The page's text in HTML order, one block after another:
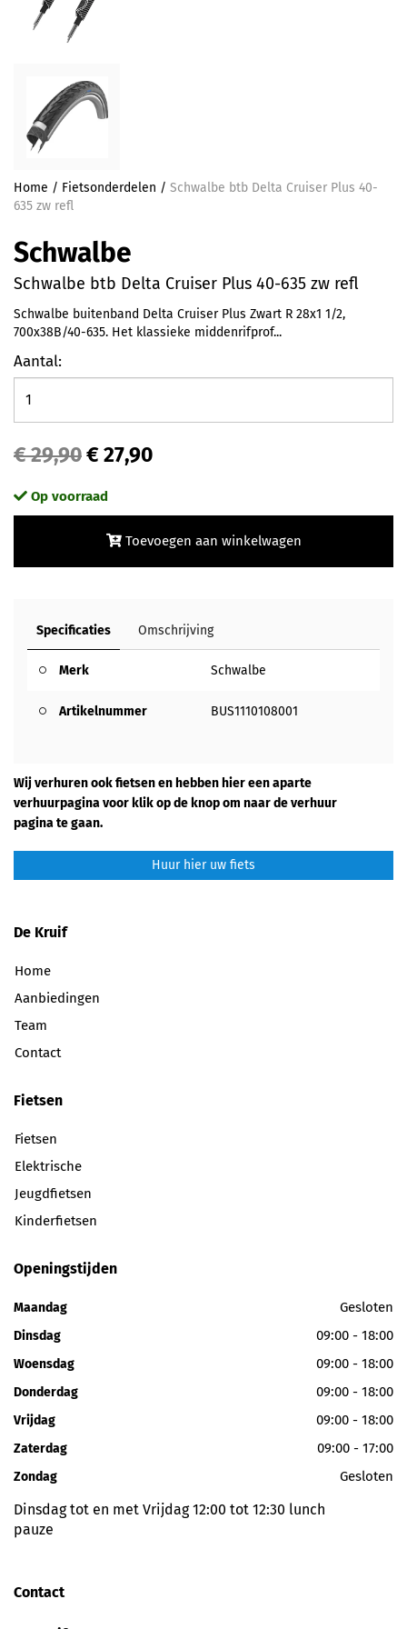
Home / Fietsonderdelen / Schwalbe btb Delta Cruiser Plus 40-
635 zw refl
Schwalbe
Schwalbe btb Delta Cruiser Plus 40-635 zw refl
Schwalbe buitenband Delta Cruiser Plus Zwart R 28x1 1/2,
700x38B/40-635. Het klassieke middenrifprof...
Aantal:
€ 29,90€ 27,90
Op voorraad
Toevoegen aan winkelwagen
Specificaties Omschrijving
Merk Schwalbe
Artikelnummer BUS1110108001
Wij verhuren ook fietsen en hebben hier een aparte
verhuurpagina voor klik op de knop om naar de verhuur
pagina te gaan.
Huur hier uw fiets
De Kruif
Home
Aanbiedingen
Team
Contact
Fietsen
Fietsen
Elektrische
Jeugdfietsen
Kinderfietsen
Openingstijden
Maandag Gesloten
Dinsdag 09:00 - 18:00
Woensdag 09:00 - 18:00
Donderdag 09:00 - 18:00
Vrijdag 09:00 - 18:00
Zaterdag 09:00 - 17:00
Zondag Gesloten
Dinsdag tot en met Vrijdag 12:00 tot 12:30 lunch
pauze
Contact